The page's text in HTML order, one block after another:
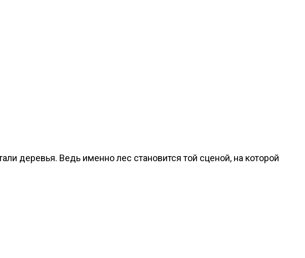
деревья. Ведь именно лес становится той сценой, на которой